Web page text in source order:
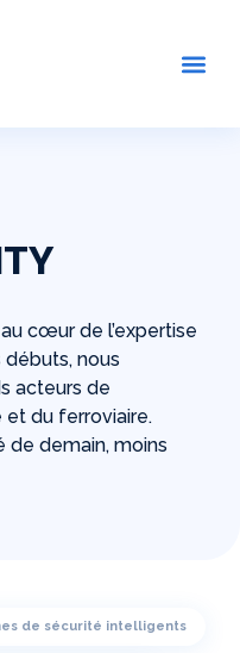
cœur de l’expertise
débuts, nous
acteurs de
et du ferroviaire.
de demain, moins
de sécurité intelligents